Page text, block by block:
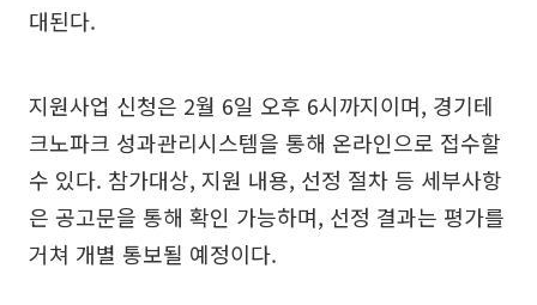
대된다.
지원사업 신청은 2월 6일 오후 6시까지이며, 경기테
크노파크 성과관리시스템을 통해 온라인으로 접수할
수 있다. 참가대상, 지원 내용, 선정 절차 등 세부사항
은 공고문을 통해 확인 가능하며, 선정 결과는 평가를
거쳐 개별 통보될 예정이다.